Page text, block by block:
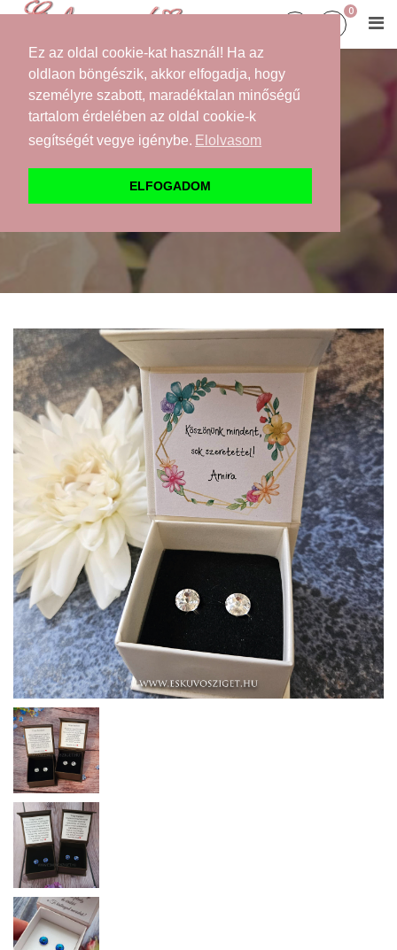
Ez az oldal cookie-kat használ! Ha az
oldlaon böngészik, akkor elfogadja, hogy
személyre szabott, maradéktalan minőségű
tartalom érdelében az oldal cookie-k
segítségét vegye igénybe. Elolvasom
ELFOGADOM
0
NŐI ÉS FÉRFI
TANÚFELKÉRŐK
Webáruház Felkérők
Chantal Swarovski® / Preciosa ajándék kristályékszer